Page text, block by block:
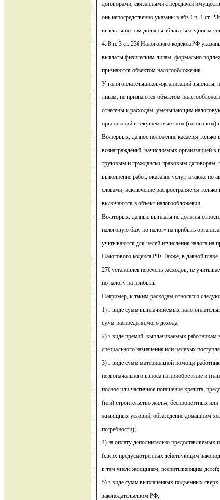
договорами, связанными с передачей
они непосредственно указаны в абз.1 п. 1 ст.
выплаты по ним должны облагаться единым
4. В п. 3 ст. 236 Налогового кодекса РФ
выплаты физическим лицам, формально
признаются объектом налогообложения.
У налогоплательщиков-организаций выплаты,
лицам, не признаются объектом
отнесены к расходам, уменьшающим
организаций в текущем отчетном (налоговом)
Во-первых, данное положение касается только
вознаграждений, начисляемых организацией в
трудовым и гражданско-правовым договорам,
выполнение работ, оказание услуг, а также
словами, исключение распространяется
включаются в объект налогообложения.
Во-вторых, данные выплаты не должны
налоговую базу по налогу на прибыль
учитываются для целей исчисления налога на
Налогового кодекса РФ. Также, в данной
270 установлен перечень расходов, не
по налогу на прибыль.
Например, к таким расходам относятся
1) в виде сумм выплачиваемых
сумм распределяемого дохода;
2) в виде премий, выплачиваемых работникам
специального назначения или целевых
3) в виде сумм материальной помощи
первоначального взноса на приобретение и
полное или частичное погашение кредита,
(или) строительство жилья, беспроцентных
жилищных условий, обзаведение домашним
потребности);
4) на оплату дополнительно предоставляемых
(сверх предусмотренных действующим
в том числе женщинам, воспитывающим детей;
5) в виде сумм выплаченных подъемных сверх
законодательством РФ;